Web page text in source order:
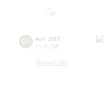
05 мая 2018
19:00 Сб
Малый зал